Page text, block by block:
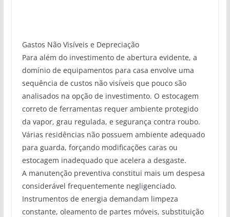
Gastos Não Visíveis e Depreciação
Para além do investimento de abertura evidente, a
domínio de equipamentos para casa envolve uma
sequência de custos não visíveis que pouco são
analisados na opção de investimento. O estocagem
correto de ferramentas requer ambiente protegido
da vapor, grau regulada, e segurança contra roubo.
Várias residências não possuem ambiente adequado
para guarda, forçando modificações caras ou
estocagem inadequado que acelera a desgaste.
A manutenção preventiva constitui mais um despesa
considerável frequentemente negligenciado.
Instrumentos de energia demandam limpeza
constante, oleamento de partes móveis, substituição